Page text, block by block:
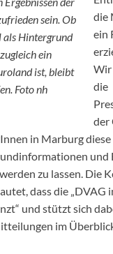
sein. Ob
als Hintergrund
ein
ist, bleibt
Foto nh
die
ein
Wir
die
der
in Marburg
und
zu lassen. Die
dass die „DVAG
und stützt sich
im